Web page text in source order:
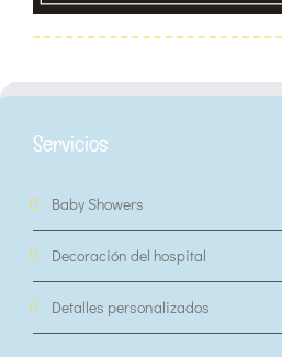
Servicios
Baby Showers
Decoración del hospital
Detalles personalizados